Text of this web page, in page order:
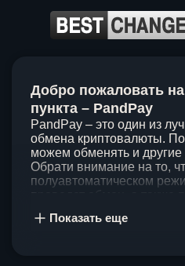
Добро пожаловать
пункта – PandPay
PandPay – это один из
обмена криптовалюты.
можем обменять и
Обрати внимание на то,
полуавтоматическом
клиентов, поэтому
Показать еще